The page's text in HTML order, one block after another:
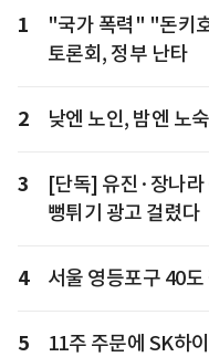
1
"국가 폭력" "돈키
토론회, 정부 난타
2 낮엔 노인, 밤엔 노
3
[단독] 유진·장나
뻥튀기 광고 걸렸다
4 서울 영등포구 40
5
11주 주문에 SK하